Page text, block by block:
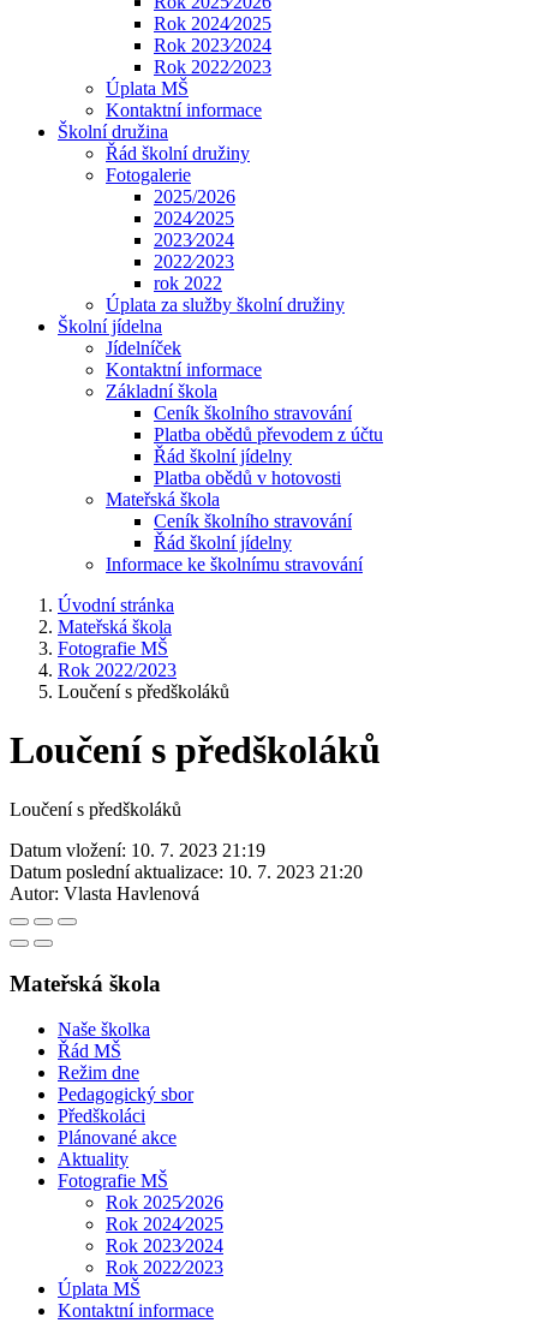
Rok 2024⁄2025
Rok 2023⁄2024
Rok 2022⁄2023
Úplata MŠ
Kontaktní informace
Školní družina
Řád školní družiny
Fotogalerie
2025/2026
2024⁄2025
2023⁄2024
2022⁄2023
rok 2022
Úplata za služby školní družiny
Školní jídelna
Jídelníček
Kontaktní informace
Základní škola
Ceník školního stravování
Platba obědů převodem z účtu
Řád školní jídelny
Platba obědů v hotovosti
Mateřská škola
Ceník školního stravování
Řád školní jídelny
Informace ke školnímu stravování
Úvodní stránka
Mateřská škola
Fotografie MŠ
Rok 2022/2023
Loučení s předškoláků
Loučení s předškoláků
Loučení s předškoláků
Datum vložení: 10. 7. 2023 21:19
Datum poslední aktualizace: 10. 7. 2023 21:20
Autor: Vlasta Havlenová
Mateřská škola
Naše školka
Řád MŠ
Režim dne
Pedagogický sbor
Předškoláci
Plánované akce
Aktuality
Fotografie MŠ
Rok 2025⁄2026
Rok 2024⁄2025
Rok 2023⁄2024
Rok 2022⁄2023
Úplata MŠ
Kontaktní informace